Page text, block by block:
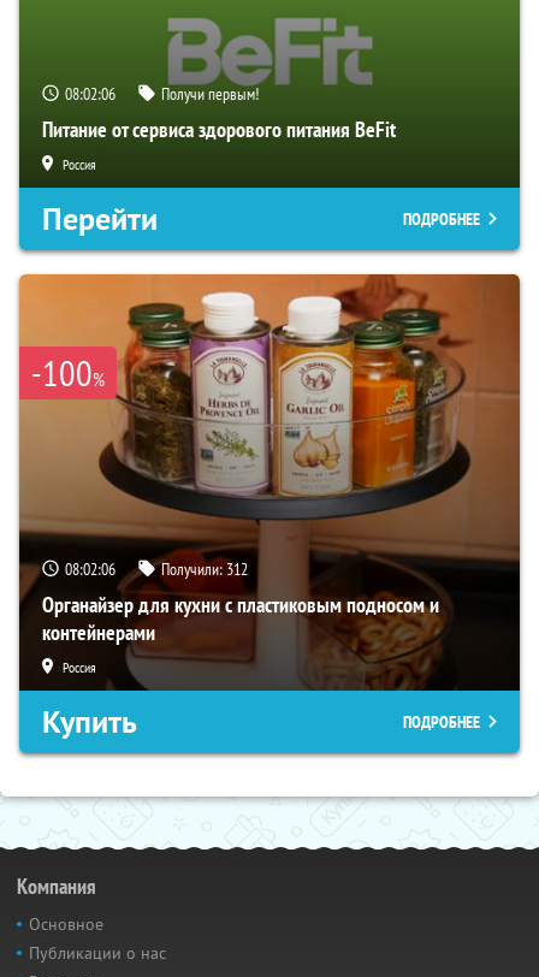
08:02:04 Получи первым!
Питание от сервиса здорового питания BeFit
Россия
Перейти ПОДРОБНЕЕ
-100%
08:02:04 Получили: 312
Органайзер для кухни с пластиковым подносом и
контейнерами
Россия
Купить ПОДРОБНЕЕ
Компания
Основное
Публикации о нас